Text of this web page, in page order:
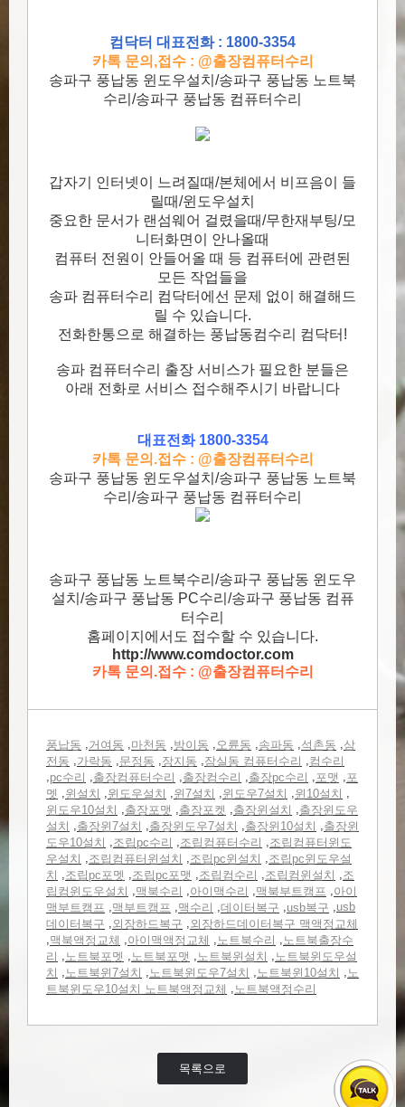
컴닥터 대표전화 : 1800-3354
카톡 문의,접수 : @출장컴퓨터수리
송파구 풍납동 윈도우설치/송파구 풍납동 노트북
수리/송파구 풍납동 컴퓨터수리
갑자기 인터넷이 느려질때/본체에서 비프음이 들
릴때/윈도우설치
중요한 문서가 랜섬웨어 걸렸을때/무한재부팅/모
니터화면이 안나올때
컴퓨터 전원이 안들어올 때 등 컴퓨터에 관련된
모든 작업들을
송파 컴퓨터수리 컴닥터에선 문제 없이 해결해드
릴 수 있습니다.
전화한통으로 해결하는 풍납동컴수리 컴닥터!
송파 컴퓨터수리 출장 서비스가 필요한 분들은
아래 전화로 서비스 접수해주시기 바랍니다
대표전화 1800-3354
카톡 문의.접수 : @출장컴퓨터수리
송파구 풍납동 윈도우설치/송파구 풍납동 노트북
수리/송파구 풍납동 컴퓨터수리
송파구 풍납동 노트북수리/송파구 풍납동 윈도우
설치/송파구 풍납동 PC수리/송파구 풍납동 컴퓨
터수리
홈페이지에서도 접수할 수 있습니다.
http://www.comdoctor.com
카톡 문의.접수 : @출장컴퓨터수리
풍납동 ,거여동 ,마천동 ,방이동 ,오륜동 ,송파동 ,석촌동 ,삼
전동 ,가락동 ,문정동 ,장지동 ,잠실동 컴퓨터수리 ,컴수리
,pc수리 ,출장컴퓨터수리 ,출장컴수리 ,출장pc수리 ,포맷 ,포
멧 ,윈설치 ,윈도우설치 ,윈7설치 ,윈도우7설치 ,윈10설치 ,
윈도우10설치 ,출장포맷 ,출장포켓 ,출장윈설치 ,출장윈도우
설치 ,출장윈7설치 ,출장윈도우7설치 ,출장윈10설치 ,출장윈
도우10설치 ,조립pc수리 ,조립컴퓨터수리 ,조립컴퓨터윈도
우설치 ,조립컴퓨터윈설치 ,조립pc윈설치 ,조립pc윈도우설
치 ,조립pc포멧 ,조립pc포맷 ,조립컴수리 ,조립컴윈설치 ,조
립컴윈도우설치 ,맥북수리 ,아이맥수리 ,맥북부트캠프 ,아이
맥부트캠프 ,맥부트캠프 ,맥수리 ,데이터복구 ,usb복구 ,usb
데이터복구 ,외장하드복구 ,외장하드데이터복구 맥액정교체
,맥북액정교체 ,아이맥액정교체 ,노트북수리 ,노트북출장수
리 ,노트북포멧 ,노트북포맷 ,노트북윈설치 ,노트북윈도우설
치 ,노트북윈7설치 ,노트북윈도우7설치 ,노트북윈10설치 ,노
트북윈도우10설치 노트북액정교체 ,노트북액정수리
목록으로